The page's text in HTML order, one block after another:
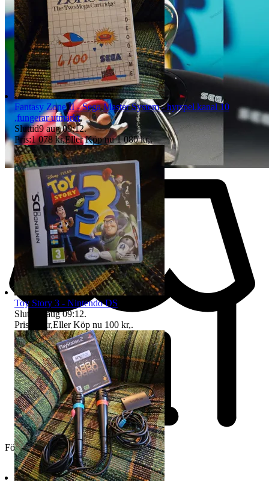
Företag
Fantasy Zone II - Sega Master System - hyrspel.kanal 10
,fungerar utmärkt
Sluttid9 aug 09:12.
Pris:1 078 kr,Eller Köp nu 1 080 kr,.
Toy Story 3 - Nintendo DS
Sluttid
9 aug 09:12.
Pris:
98 kr,Eller Köp nu 100 kr,.